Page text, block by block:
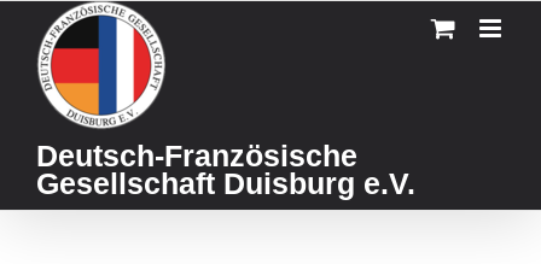
content
Deutsch-Französische
Gesellschaft Duisburg e.V.